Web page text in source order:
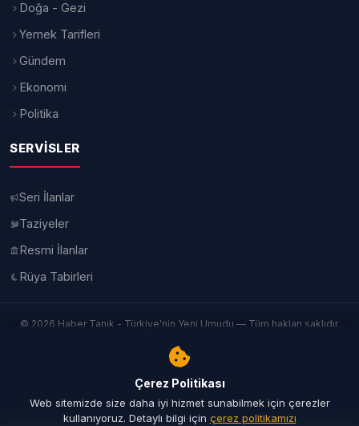
Doğa - Gezi
Yemek Tarifleri
Gündem
Ekonomi
Politika
SERVISLER
Seri İlanlar
Taziyeler
Resmi İlanlar
Rüya Tabirleri
© 2026 Haber Tanık - Türkiye'nin Yeni Umudu — Tüm hakları saklıdır.
İletişim |Künye
Çerez Politikası
Web sitemizde size daha iyi hizmet sunabilmek için çerezler
kullanıyoruz. Detaylı bilgi için çerez politikamızı